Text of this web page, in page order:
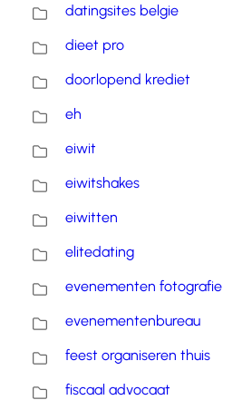
datingsites belgie
dieet pro
doorlopend krediet
eh
eiwit
eiwitshakes
eiwitten
elitedating
evenementen fotografie
evenementenbureau
feest organiseren thuis
fiscaal advocaat